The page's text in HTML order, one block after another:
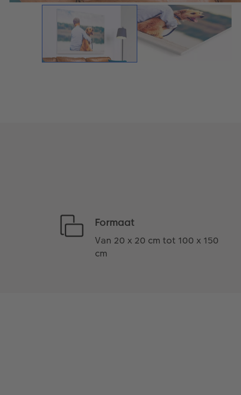
Formaat
Van 20 x 20 cm tot 100 x 150
cm